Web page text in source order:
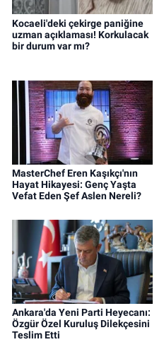
Kocaeli'deki çekirge paniğine
uzman açıklaması! Korkulacak
bir durum var mı?
MasterChef Eren Kaşıkçı'nın
Hayat Hikayesi: Genç Yaşta
Vefat Eden Şef Aslen Nereli?
Ankara'da Yeni Parti Heyecanı:
Özgür Özel Kuruluş Dilekçesini
Teslim Etti